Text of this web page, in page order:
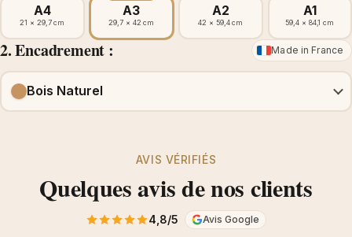
A4
21 × 29,7 cm
A3
29,7 × 42 cm
A2
42 × 59,4 cm
A1
59,4 × 84,1 cm
2. Encadrement : Made in France
Bois Naturel
AVIS VÉRIFIÉS
Quelques avis de nos clients
4,8/5 Avis Google